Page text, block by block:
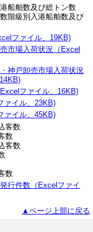
船舶数及び総トン数
階級別入港船舶数及び
ファイル、19KB)
市場入荷状況（Excel
神戸卸売市場入荷状況
ファイル、16KB)
ァイル、23KB)
ァイル、45KB)
客数
数
客数
数
行件数（Excelファイ
▲ページ上部に戻る